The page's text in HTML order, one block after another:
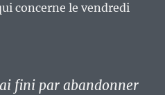
concerne le vendredi
fini par abandonner